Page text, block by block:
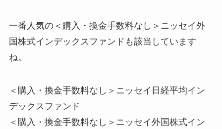
一番人気の＜購入・換金手数料なし＞ニッセイ外
国株式インデックスファンドも該当しています
ね。
＜購入・換金手数料なし＞ニッセイ日経平均イン
デックスファンド
＜購入・換金手数料なし＞ニッセイ外国株式イン